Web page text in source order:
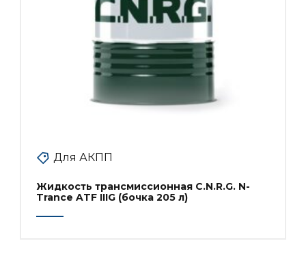
Для АКПП
Жидкость трансмиссионная C.N.R.G. N-
Trance ATF IIIG (бочка 205 л)